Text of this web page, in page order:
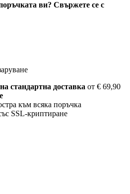
ви? Свържете се с
стандартна доставка от € 69,90
към всяка поръчка
SSL-криптиране